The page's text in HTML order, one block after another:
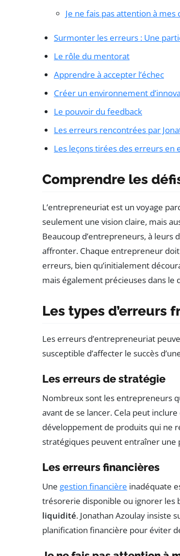
Je ne fais pas attention à mes
Surmonter les erreurs : Une
Le rôle du mentorat
Apprendre à accepter l’échec
Créer un environnement
Le pouvoir du feedback
Les erreurs rencontrées par
Les leçons tirées des erreurs
Comprendre les
L’entrepreneuriat est un voyage
seulement une vision claire, mais
Beaucoup d’entrepreneurs, à leurs
affronter. Chaque entrepreneur
erreurs, bien qu’initialement
mais également précieuses dans
Les types d’erreurs
Les erreurs d’entrepreneuriat
susceptible d’affecter le succès
Les erreurs de stratégie
Nombreux sont les entrepreneurs
avant de se lancer. Cela peut
développement de produits qui ne
stratégiques peuvent entraîner une
Les erreurs financières
Une gestion financière inadéquate
trésorerie disponible ou ignorer les
liquidité. Jonathan Azoulay insiste
planification financière pour éviter